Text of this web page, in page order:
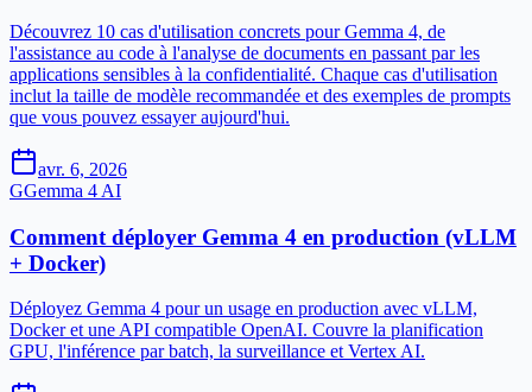
Découvrez 10 cas d'utilisation concrets pour Gemma 4, de
l'assistance au code à l'analyse de documents en passant par les
applications sensibles à la confidentialité. Chaque cas d'utilisation
inclut la taille de modèle recommandée et des exemples de prompts
que vous pouvez essayer aujourd'hui.
avr. 6, 2026
GGemma 4 AI
Comment déployer Gemma 4 en production (vLLM
+ Docker)
Déployez Gemma 4 pour un usage en production avec vLLM,
Docker et une API compatible OpenAI. Couvre la planification
GPU, l'inférence par batch, la surveillance et Vertex AI.